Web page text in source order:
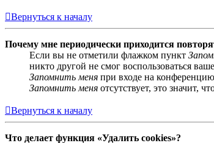
Вернуться к началу
Почему мне периодически приходится
Если вы не отметили флажком пункт
никто другой не смог воспользоваться
Запомнить меня при входе на
Запомнить меня отсутствует, это значит,
Вернуться к началу
Что делает функция «Удалить cookies»?